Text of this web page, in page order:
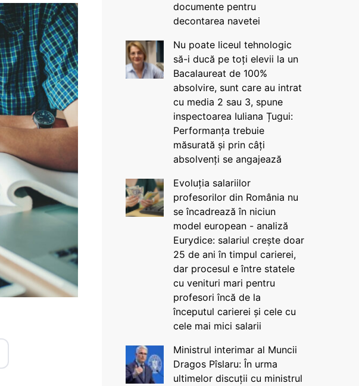
documente pentru
decontarea navetei
Nu poate liceul tehnologic
să-i ducă pe toți elevii la un
Bacalaureat de 100%
absolvire, sunt care au intrat
cu media 2 sau 3, spune
inspectoarea Iuliana Țugui:
Performanța trebuie
măsurată și prin câți
absolvenți se angajează
Evoluția salariilor
profesorilor din România nu
se încadrează în niciun
model european - analiză
Eurydice: salariul crește doar
25 de ani în timpul carierei,
dar procesul e între statele
cu venituri mari pentru
profesori încă de la
începutul carierei și cele cu
cele mai mici salarii
Ministrul interimar al Muncii
Dragos Pîslaru: În urma
ultimelor discuții cu ministrul